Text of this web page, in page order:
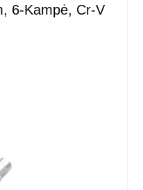
6-Kampė, Cr-V